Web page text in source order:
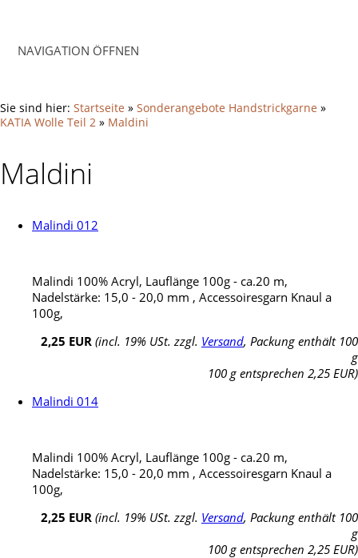
NAVIGATION ÖFFNEN
Sie sind hier: Startseite » Sonderangebote Handstrickgarne »
KATIA Wolle Teil 2 » Maldini
Maldini
Malindi 012
Malindi 100% Acryl, Lauflänge 100g - ca.20 m,
Nadelstärke: 15,0 - 20,0 mm , Accessoiresgarn Knaul a
100g,
2,25 EUR (incl. 19% USt. zzgl. Versand, Packung enthält 100
g
100 g entsprechen 2,25 EUR)
Malindi 014
Malindi 100% Acryl, Lauflänge 100g - ca.20 m,
Nadelstärke: 15,0 - 20,0 mm , Accessoiresgarn Knaul a
100g,
2,25 EUR (incl. 19% USt. zzgl. Versand, Packung enthält 100
g
100 g entsprechen 2,25 EUR)